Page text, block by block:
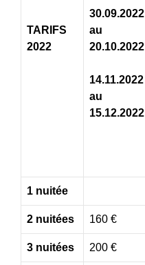
TARIFS
2022
30.09.2022
au
20.10.2022
14.11.2022
au
15.12.2022
1 nuitée
2 nuitées 160 €
3 nuitées 200 €